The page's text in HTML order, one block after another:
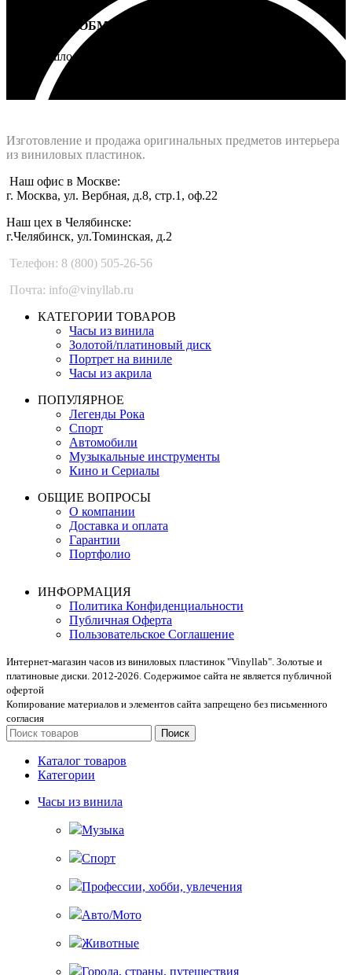
ВОЗВРАТ И ОБМЕН
Не подошло - вернем деньги
Изготовление и продажа оригинальных предметов интерьера
из виниловых пластинок.
Наш офис в Москве:
г. Москва, ул. Вербная, д.8, стр.1, оф.22
Наш цех в Челябинске:
г.Челябинск, ул.Томинская, д.2
Телефон: 8 (800) 505-26-56
Почта: info@vinyllab.ru
КАТЕГОРИИ ТОВАРОВ
Часы из винила
Золотой/платиновый диск
Портрет на виниле
Часы из акрила
ПОПУЛЯРНОЕ
Легенды Рока
Спорт
Автомобили
Музыкальные инструменты
Кино и Сериалы
ОБЩИЕ ВОПРОСЫ
О компании
Доставка и оплата
Гарантии
Портфолио
ИНФОРМАЦИЯ
Политика Конфиденциальности
Публичная Оферта
Пользовательское Соглашение
Интернет-магазин часов из виниловых пластинок "Vinyllab". Золотые и
платиновые диски. 2012-2026. Содержимое сайта не является публичной
офертой
Копирование материалов и элементов сайта запрещено без письменного
согласия
Поиск
Каталог товаров
Категории
Часы из винила
Музыка
Спорт
Профессии, хобби, увлечения
Авто/Мото
Животные
Города, страны, путешествия